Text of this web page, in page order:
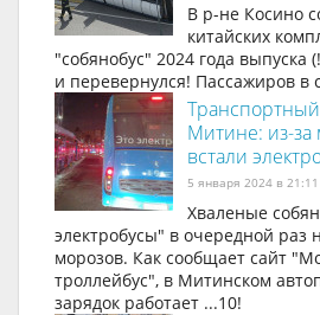
В р-не Косино
китайских
"собянобус" 2024 года выпуска
и перевернулся! Пассажиров в
Митине: из-за
встали
5 января 2024 в 21:11
Хваленые
электробусы" в очередной раз
морозов. Как сообщает сайт
троллейбус", в Митинском
зарядок работает ...10!